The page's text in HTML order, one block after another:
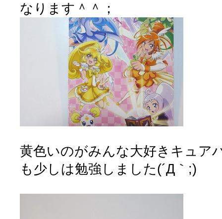
なります＾＾；
黄色いのがみんな大好きキュア
も少しは勉強しました(´Д｀;)